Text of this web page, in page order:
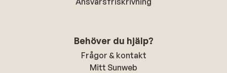
Behöver du hjälp?
Frågor & kontakt
Mitt Sunweb